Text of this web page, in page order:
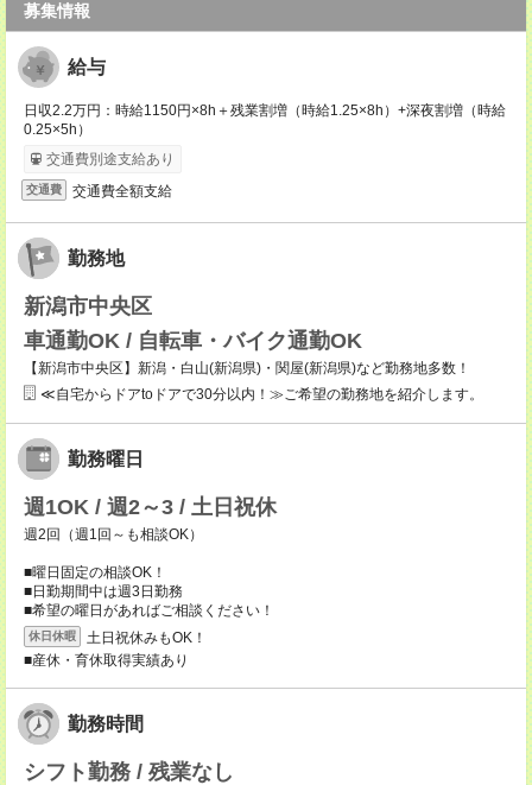
募集情報
給与
日収2.2万円：時給1150円×8h＋残業割増（時給1.25×8h）+深夜割増（時給
0.25×5h）
交通費別途支給あり
交通費 交通費全額支給
勤務地
新潟市中央区
車通勤OK / 自転車・バイク通勤OK
【新潟市中央区】新潟・白山(新潟県)・関屋(新潟県)など勤務地多数！
≪自宅からドアtoドアで30分以内！≫ご希望の勤務地を紹介します。
勤務曜日
週1OK / 週2～3 / 土日祝休
週2回（週1回～も相談OK）
■曜日固定の相談OK！
■日勤期間中は週3日勤務
■希望の曜日があればご相談ください！
休日休暇
土日祝休みもOK！
■産休・育休取得実績あり
勤務時間
シフト勤務 / 残業なし